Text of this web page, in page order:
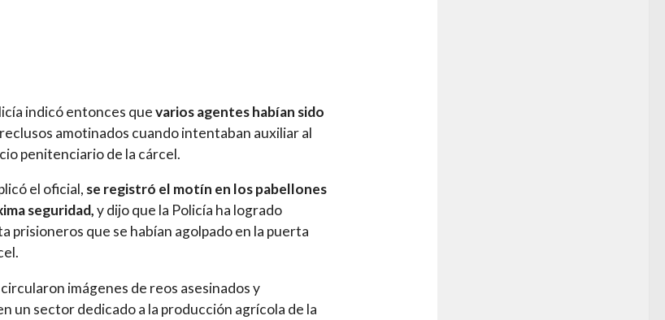
indicó entonces quevarios agentes habían sido
amotinados cuando intentaban auxiliar al
penitenciario de la cárcel.
el oficial, se registró el motín en los pabellones
seguridad,y dijo que la Policía ha logrado
prisioneros que se habían agolpado en la puerta
imágenes de reos asesinados y
un sector dedicado a la producción agrícola de la